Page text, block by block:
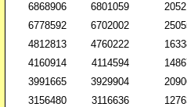
6868906 6801059
6778592 6702002
4812813 4760222
4160914 4114594
3991665 3929904
3156480 3116636